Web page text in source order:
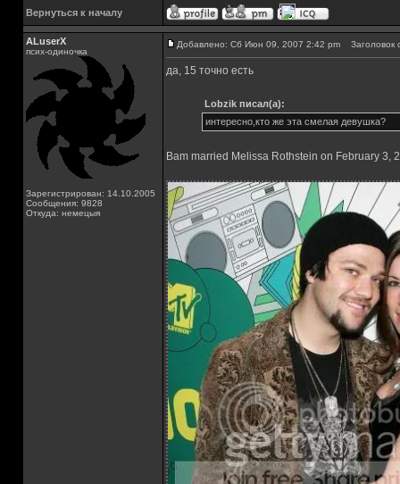
Вернуться к началу
ALuserX
псих-одиночка
Зарегистрирован: 14.10.2005
Сообщения: 9828
Откуда: немецыя
Добавлено: Сб Июн 09, 2007 2:42 pm Заголовок
да, 15 точно есть
Lobzik писал(а):
интересно,кто же эта смелая девушка?
Bam married Melissa Rothstein on February 3,